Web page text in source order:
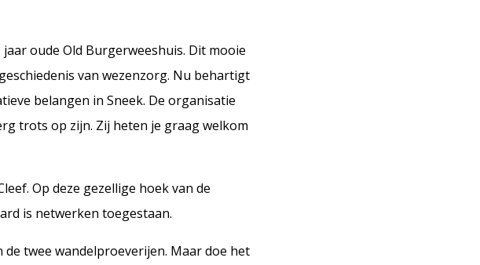
oude Old Burgerweeshuis. Dit mooie
van wezenzorg. Nu behartigt
belangen in Sneek. De organisatie
trots op zijn. Zij heten je graag welkom
Op deze gezellige hoek van de
is netwerken toegestaan.
twee wandelproeverijen. Maar doe het